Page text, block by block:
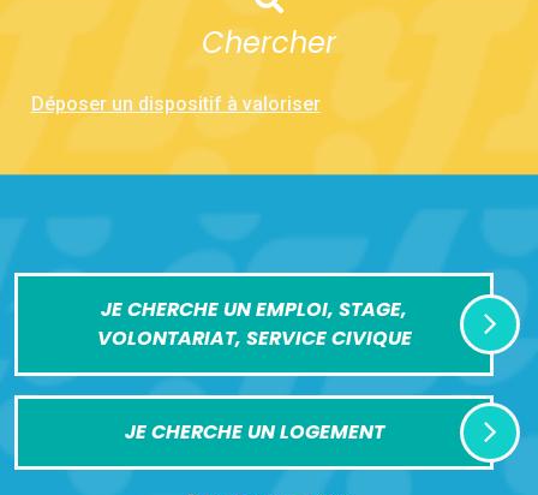
Chercher
Déposer un dispositif à valoriser
JE CHERCHE UN EMPLOI, STAGE,
VOLONTARIAT, SERVICE CIVIQUE
JE CHERCHE UN LOGEMENT